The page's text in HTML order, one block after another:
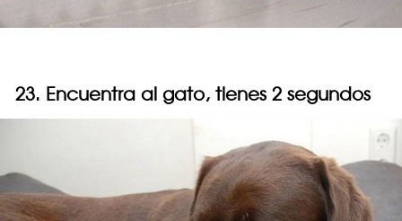
23. Encuentra al gato, tienes 2 segundos